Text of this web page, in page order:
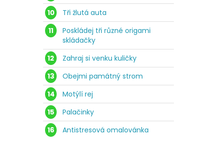
10
Tři žlutá auta
11
Poskládej tři různé origami
skládačky
12
Zahraj si venku kuličky
13
Obejmi památný strom
14
Motýlí rej
15
Palačinky
16
Antistresová omalovánka